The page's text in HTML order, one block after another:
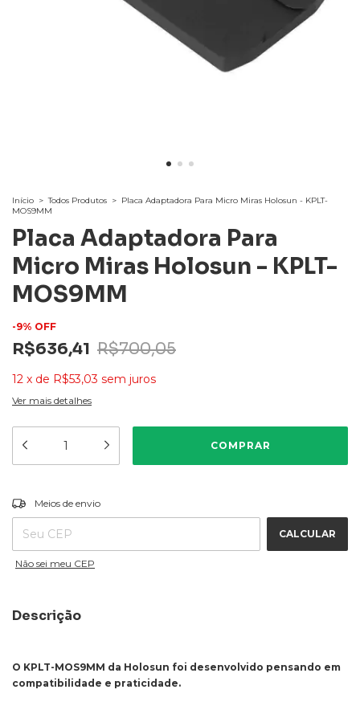
Início > Todos Produtos > Placa Adaptadora Para Micro Miras Holosun - KPLT-
MOS9MM
Placa Adaptadora Para
Micro Miras Holosun - KPLT-
MOS9MM
-9% OFF
R$636,41 R$700,05
12 x de R$53,03 sem juros
Ver mais detalhes
Entregas para o CEP:
Meios de envio
CALCULAR
Não sei meu CEP
Descrição
O KPLT-MOS9MM da Holosun foi desenvolvido pensando em
compatibilidade e praticidade.